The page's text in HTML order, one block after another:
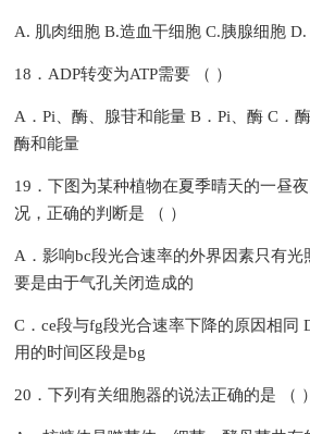
A. 肌肉细胞 B.造血干细胞 C.胰腺细胞
18．ADP转变为ATP需要 （ ）
A．Pi、酶、腺苷和能量 B．Pi、酶 C．
酶和能量
19．下图为某种植物在夏季晴天的一昼
况，正确的判断是 （ ）
A．影响bc段光合速率的外界因素只有光
要是由于气孔关闭造成的
C．ce段与fg段光合速率下降的原因相同
用的时间区段是bg
20．下列有关细胞器的说法正确的是 （ ）